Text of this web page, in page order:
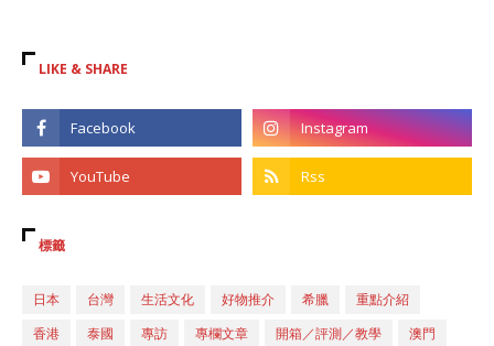
LIKE & SHARE
標籤
日本 台灣 生活文化 好物推介 希臘
重點介紹
香港
泰國 專訪 專欄文章 開箱／評測／教學
澳門